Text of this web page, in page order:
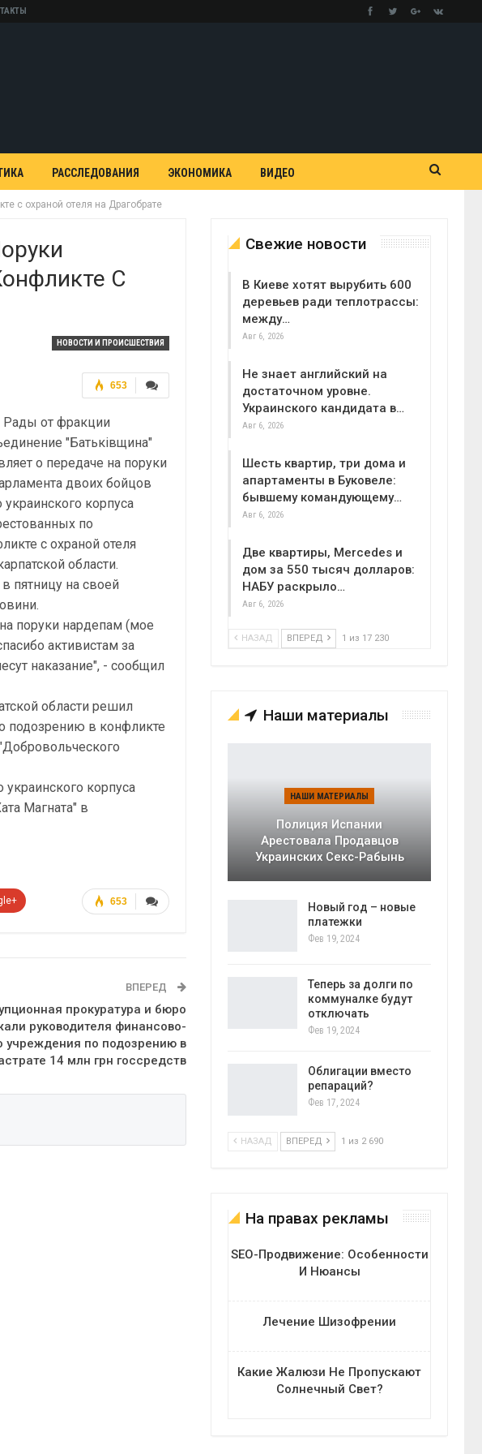
РАССЛЕДОВАНИЯ ЭКОНОМИКА ВИДЕО
с охраной отеля на Драгобрате
С
НОВОСТИ И ПРОИСШЕСТВИЯ
653
Рады от фракции
"Батьківщина"
о передаче на поруки
двоих бойцов
корпуса
по
с охраной отеля
области.
пятницу на своей
поруки нардепам (мое
активистам за
наказание", - сообщил
области решил
подозрению в конфликте
корпуса
Магната" в
653
ВПЕРЕД
прокуратура и бюро
руководителя финансово-
учреждения по подозрению в
14 млн грн госсредств
Свежие новости
В Киеве хотят вырубить 600
деревьев ради теплотрассы:
между…
Авг 6, 2026
Не знает английский на
достаточном уровне.
Украинского кандидата в…
Авг 6, 2026
Шесть квартир, три дома и
апартаменты в Буковеле:
бывшему командующему…
Авг 6, 2026
Две квартиры, Mercedes и
дом за 550 тысяч долларов:
НАБУ раскрыло…
Авг 6, 2026
НАЗАД ВПЕРЕД 1 из 17 230
Наши материалы
НАШИ МАТЕРИАЛЫ
Полиция Испании
Арестовала Продавцов
Украинских Секс-Рабынь
Новый год – новые
платежки
Фев 19, 2024
Теперь за долги по
коммуналке будут
отключать
Фев 19, 2024
Облигации вместо
репараций?
Фев 17, 2024
НАЗАД ВПЕРЕД 1 из 2 690
На правах рекламы
SEO-Продвижение: Особенности
И Нюансы
Лечение Шизофрении
Какие Жалюзи Не Пропускают
Солнечный Свет?